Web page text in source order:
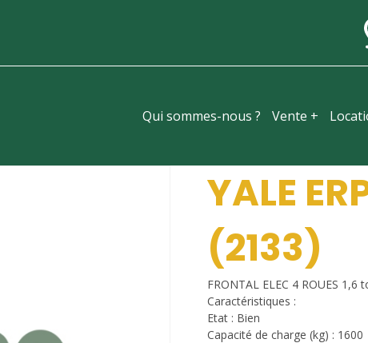
Qui sommes-nous ? Vente +
YALE
(2133)
FRONTAL ELEC 4 ROUES 1,6
Caractéristiques :
Etat : Bien
Capacité de charge (kg) : 1600